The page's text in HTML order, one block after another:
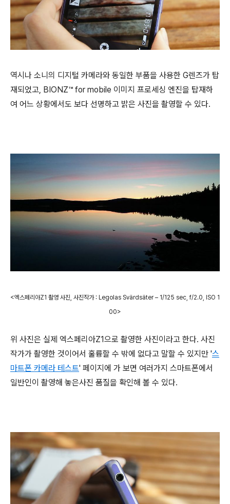
역시나 소니의 디지털 카메라와 동일한 부품을 사용한 G렌즈가 탑
재되었고, BIONZ™ for mobile 이미지 프로세싱 엔진을 탑재하
여 어느 상황에서도 보다 선명하고 밝은 사진을 촬영할 수 있다.
<엑스페리아Z1 촬영 사진, 사진작가 : Legolas Svärdsäter – 1/125 sec, f/2.0, ISO 1
00>
위 사진은 실제 엑스페리아Z1으로 촬영한 사진이라고 한다. 사진
작가가 촬영한 것이어서 훌륭할 수 밖에 없다고 말할 수 있지만 '스
마트폰 카메라 테스트' 페이지에 가 보면 여러가지 스마트폰에서
일반인이 촬영해 놓은사진 품질을 확인해 볼 수 있다.